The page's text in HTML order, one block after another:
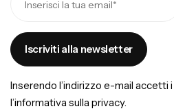
Inserendo l’indirizzo e-mail accetti i
l’informativa sulla privacy.